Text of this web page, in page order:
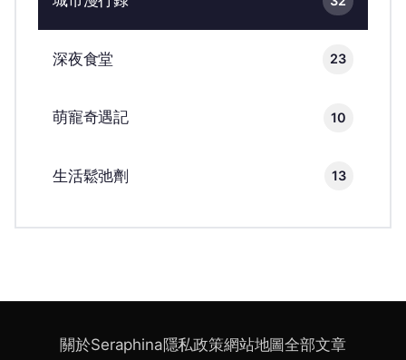
深夜食堂 23
萌寵奇遇記 10
生活鬆弛劑 13
關於Seraphina隱私政策網站地圖全部文章